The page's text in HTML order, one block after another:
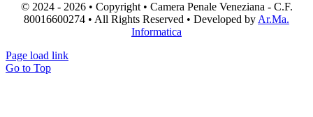
© 2024 - 2026 • Copyright • Camera Penale Veneziana - C.F.
80016600274 • All Rights Reserved • Developed by Ar.Ma.
Informatica
Page load link
Go to Top